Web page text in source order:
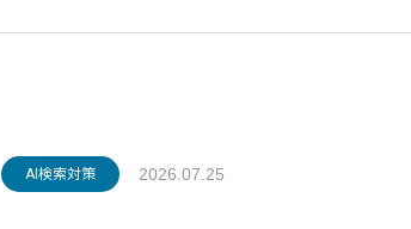
AI検索対策 2026.07.25